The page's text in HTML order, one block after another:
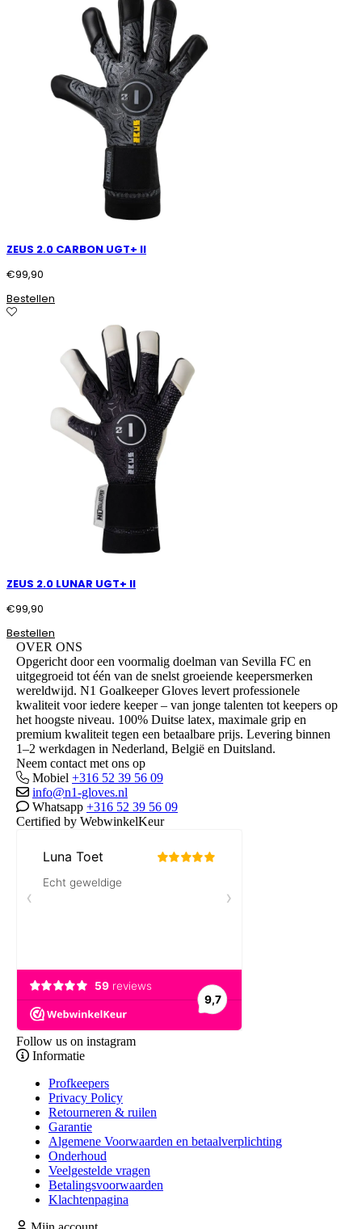
ZEUS 2.0 CARBON UGT+ II
€99,90
Bestellen
ZEUS 2.0 LUNAR UGT+ II
€99,90
Bestellen
OVER ONS
Opgericht door een voormalig doelman van Sevilla FC en
uitgegroeid tot één van de snelst groeiende keepersmerken
wereldwijd. N1 Goalkeeper Gloves levert professionele
kwaliteit voor iedere keeper – van jonge talenten tot keepers op
het hoogste niveau. 100% Duitse latex, maximale grip en
premium kwaliteit tegen een betaalbare prijs. Levering binnen
1–2 werkdagen in Nederland, België en Duitsland.
Neem contact met ons op
Mobiel +316 52 39 56 09
info@n1-gloves.nl
Whatsapp +316 52 39 56 09
Certified by WebwinkelKeur
Follow us on instagram
Informatie
Profkeepers
Privacy Policy
Retourneren & ruilen
Garantie
Algemene Voorwaarden en betaalverplichting
Onderhoud
Veelgestelde vragen
Betalingsvoorwaarden
Klachtenpagina